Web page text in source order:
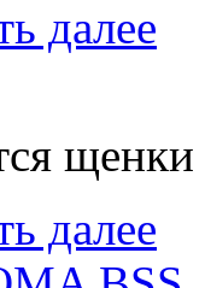
далее
далее